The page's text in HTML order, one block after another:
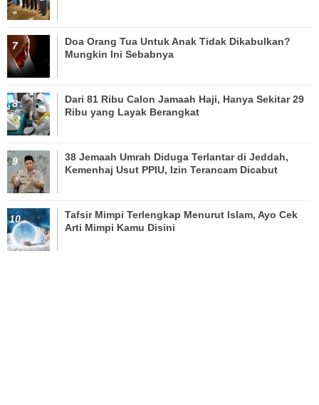
Doa Orang Tua Untuk Anak Tidak Dikabulkan?
Mungkin Ini Sebabnya
Dari 81 Ribu Calon Jamaah Haji, Hanya Sekitar 29
Ribu yang Layak Berangkat
38 Jemaah Umrah Diduga Terlantar di Jeddah,
Kemenhaj Usut PPIU, Izin Terancam Dicabut
Tafsir Mimpi Terlengkap Menurut Islam, Ayo Cek
Arti Mimpi Kamu Disini